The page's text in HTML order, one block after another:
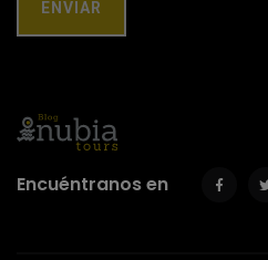
Encuéntranos en